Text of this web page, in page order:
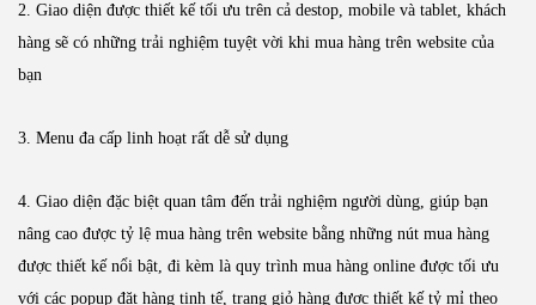
2. Giao diện được thiết kế tối ưu trên cả destop, mobile và tablet, khách
hàng sẽ có những trải nghiệm tuyệt vời khi mua hàng trên website của
bạn
3. Menu đa cấp linh hoạt rất dễ sử dụng
4. Giao diện đặc biệt quan tâm đến trải nghiệm người dùng, giúp bạn
nâng cao được tỷ lệ mua hàng trên website bằng những nút mua hàng
được thiết kế nổi bật, đi kèm là quy trình mua hàng online được tối ưu
với các popup đặt hàng tinh tế, trang giỏ hàng được thiết kế tỷ mỉ theo